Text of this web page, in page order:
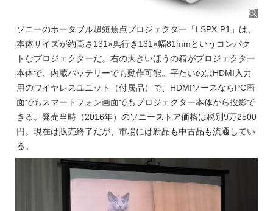
ソニーのポータブル超短焦点プロジェクター「LSPX-P1」は、
本体サイズが約高さ131×奥行き131×幅81mmというコンパク
トなプロジェクターだ。右の大きいほうの箱がプロジェクター
本体で、内蔵バッテリーでも動作可能。平たいのはHDMI入力
用のワイヤレスユニット（付属品）で、HDMIソースならPC画
面でもスマートフォン画面でもプロジェクター本体から投影で
きる。発売当時（2016年）のソニーストア価格は税別9万2500
円。現在は販売終了だが、市場には新品も中古品も流通してい
る。